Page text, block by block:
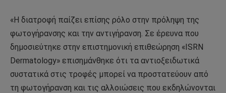
«Η διατροφή παίζει επίσης ρόλο στην πρόληψη της
φωτογήρανσης και την αντιγήρανση. Σε έρευνα που
δημοσιεύτηκε στην επιστημονική επιθεώρηση «ISRN
Dermatology» επισημάνθηκε ότι τα αντιοξειδωτικά
συστατικά στις τροφές μπορεί να προστατεύουν από
τη φωτογήρανση και τις αλλοιώσεις που εκδηλώνονται